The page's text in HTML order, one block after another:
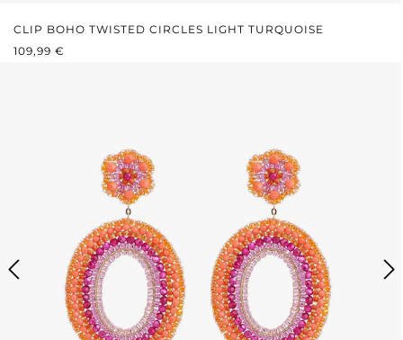
CLIP BOHO TWISTED CIRCLES LIGHT TURQUOISE
PRIX RÉGULIER :
109,99 €